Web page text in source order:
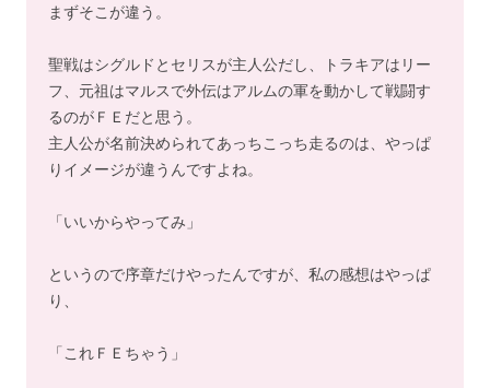
まずそこが違う。
聖戦はシグルドとセリスが主人公だし、トラキアはリー
フ、元祖はマルスで外伝はアルムの軍を動かして戦闘す
るのがＦＥだと思う。
主人公が名前決められてあっちこっち走るのは、やっぱ
りイメージが違うんですよね。
「いいからやってみ」
というので序章だけやったんですが、私の感想はやっぱ
り、
「これＦＥちゃう」